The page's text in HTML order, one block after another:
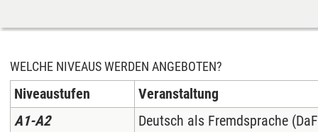
WELCHE NIVEAUS WERDEN ANGEBOTEN?
Niveaustufen
Veranstaltung
A1-A2
Deutsch als Fremdsprache